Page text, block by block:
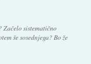
sistematično
še sosednjega? Bo že